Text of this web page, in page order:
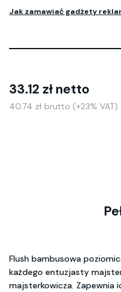
Jak zamawiać gadżety
33.12 zł netto
40.74 zł brutto (+23% VAT)
Flush bambusowa
każdego entuzjasty
majsterkowicza. Zapewnia